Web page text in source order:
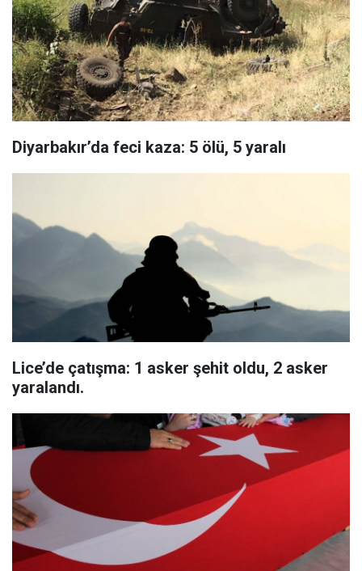
Diyarbakır’da feci kaza: 5 ölü, 5 yaralı
Lice’de çatışma: 1 asker şehit oldu, 2 asker
yaralandı.